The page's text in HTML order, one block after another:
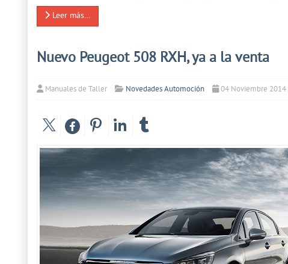
Leer más…
Nuevo Peugeot 508 RXH, ya a la venta
Manuales de Taller Novedades Automoción 04 Noviembre 2014